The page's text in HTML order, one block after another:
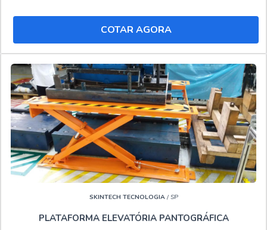
Tudo isso por ser líder no mercado e líder do segmento,
padrões alcançados pela empresa conter material de
ótima qualidade e tecnologia de ponta onde, agregando a
uma equipe com profissionais especializados e chat com
atendimento humano, comprova sua essência de trazer o
melhor para seus clientes.."
COTAR AGORA
SKINTECH TECNOLOGIA/ SP
PLATAFORMA ELEVATÓRIA PANTOGRÁFICA